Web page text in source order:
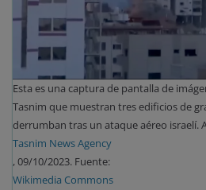
Esta es una captura de pantalla de
Tasnim que muestran tres edificios de
derrumban tras un ataque aéreo israelí.
Tasnim News Agency
, 09/10/2023. Fuente:
Wikimedia Commons